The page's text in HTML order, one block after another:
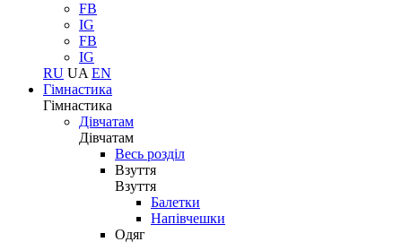
FB
IG
FB
IG
RU UA EN
Гімнастика
Гімнастика
Дівчатам
Дівчатам
Весь розділ
Взуття
Взуття
Балетки
Напівчешки
Одяг